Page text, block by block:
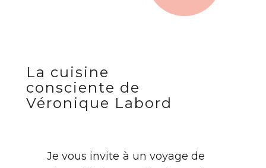
La cuisine
consciente de
Véronique Labord
Je vous invite à un voyage de